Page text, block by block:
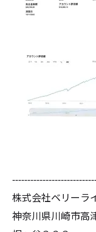
株式会社ベリーラ
神奈川県川崎市高